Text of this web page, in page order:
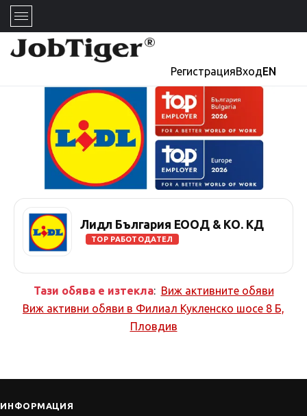
РегистрацияВходEN
Лидл България ЕООД & КО. КД
TOP РАБОТОДАТЕЛ
Тази обява е изтекла: Виж активните обяви
Виж активни обяви в Филиал Кукленско шосе 8 Б,
Пловдив
ИНФОРМАЦИЯ